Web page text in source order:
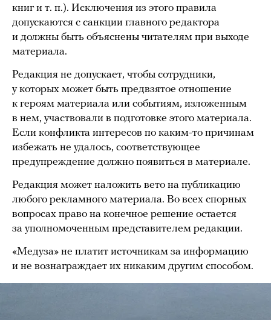
книг и т. п.). Исключения из этого правила
допускаются с санкции главного редактора
и должны быть объяснены читателям при выходе
материала.
Редакция не допускает, чтобы сотрудники,
у которых может быть предвзятое отношение
к героям материала или событиям, изложенным
в нем, участвовали в подготовке этого материала.
Если конфликта интересов по каким-то причинам
избежать не удалось, соответствующее
предупреждение должно появиться в материале.
Редакция может наложить вето на публикацию
любого рекламного материала. Во всех спорных
вопросах право на конечное решение остается
за уполномоченным представителем редакции.
«Медуза» не платит источникам за информацию
и не вознаграждает их никаким другим способом.